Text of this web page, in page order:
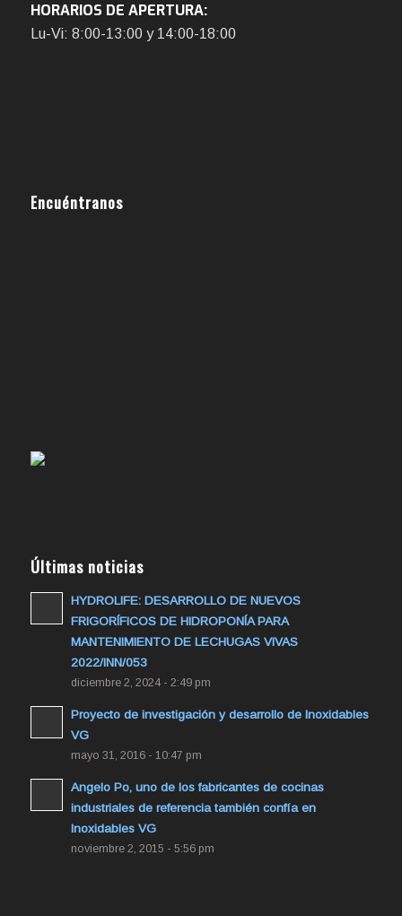
HORARIOS DE APERTURA:
Lu-Vi: 8:00-13:00 y 14:00-18:00
Encuéntranos
Últimas noticias
HYDROLIFE: DESARROLLO DE NUEVOS
FRIGORÍFICOS DE HIDROPONÍA PARA
MANTENIMIENTO DE LECHUGAS VIVAS
2022/INN/053
diciembre 2, 2024 - 2:49 pm
Proyecto de investigación y desarrollo de Inoxidables
VG
mayo 31, 2016 - 10:47 pm
Angelo Po, uno de los fabricantes de cocinas
industriales de referencia también confía en
Inoxidables VG
noviembre 2, 2015 - 5:56 pm